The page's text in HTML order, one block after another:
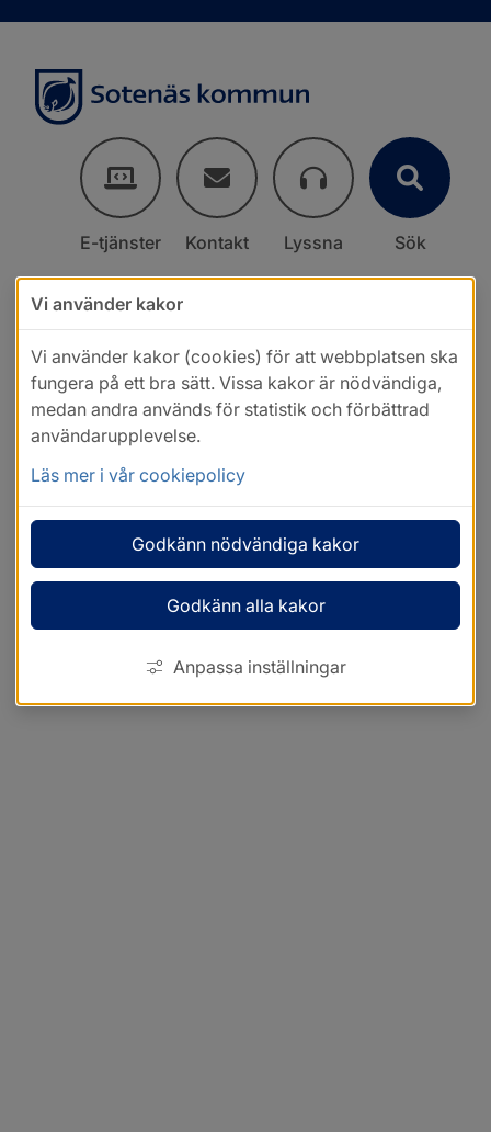
E-tjänster Kontakt Lyssna Sök
Vi använder kakor
Vi använder kakor (cookies) för att webbplatsen ska
fungera på ett bra sätt. Vissa kakor är nödvändiga,
medan andra används för statistik och förbättrad
användarupplevelse.
Läs mer i vår cookiepolicy
Godkänn nödvändiga kakor
Godkänn alla kakor
Anpassa inställningar